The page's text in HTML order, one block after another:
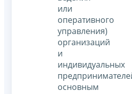
или
оперативного
управления)
организаций
и
индивидуальных
основным